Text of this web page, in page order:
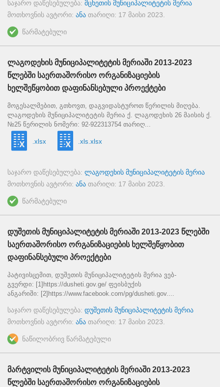
საჯარო დაწესებულება: მცხეთის მუნიციპალიტეტის მერია
მოთხოვნის ავტორი: ანა თარიღი: 17 მაისი 2023
წარმატებული
ლაგოდეხის მუნიციპალიტეტის მერიაში 2013-2023
წლებში საერთაშორისო ორგანიზაციების
ხელშეწყობით დაფინანსებული პროექტები
მოგესალმებით, გთხოვთ, დაგვიდასტუროთ წერილის მიღება.
ლაგოდეხის მუნიციპალიტეტის მერია ქ. ლაგოდეხის 26 მაისის ქ.
№25 წერილის ნომერი: 92-922313754 თარიღ...
.xlsx .xls.xlsx
საჯარო დაწესებულება: ლაგოდეხის მუნიციპალიტეტის მერია
მოთხოვნის ავტორი: ანა თარიღი: 17 მაისი 2023
წარმატებული
დუშეთის მუნიციპალიტეტის მერიაში 2013-2023 წლებში
საერთაშორისო ორგანიზაციების ხელშეწყობით
დაფინანსებული პროექტები
პატივისცემით, დუშეთის მუნიციპალიტეტის მერია ვებ-
გვერდი: [1]https://dusheti.gov.ge/ ფეისბუქის
ანგარიში: [2]https://www.facebook.com/pg/dusheti.gov....
საჯარო დაწესებულება: დუშეთის მუნიციპალიტეტის მერია
მოთხოვნის ავტორი: ანა თარიღი: 17 მაისი 2023
ნაწილობრივ წარმატებული
მარტვილის მუნიციპალიტეტის მერიაში 2013-2023
წლებში საერთაშორისო ორგანიზაციების